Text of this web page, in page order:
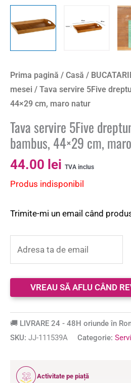
Prima pagină / Casă /
mesei / Tava servire 5Five
44×29 cm, maro natur
Tava servire 5Five
bambus, 44×29 cm,
44.00 lei TVA inclus
Produs indisponibil
Trimite-mi un email când
🚚 LIVRARE 24 - 48H oriunde în
SKU: JJ-111539A Categorie:
12
ANI
Activitate pe piață